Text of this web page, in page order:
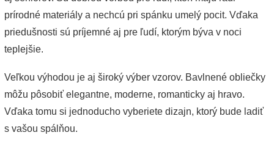
prírodné materiály a nechcú pri spánku umelý pocit. Vďaka
priedušnosti sú príjemné aj pre ľudí, ktorým býva v noci
teplejšie.
Veľkou výhodou je aj široký výber vzorov. Bavlnené obliečky
môžu pôsobiť elegantne, moderne, romanticky aj hravo.
Vďaka tomu si jednoducho vyberiete dizajn, ktorý bude ladiť
s vašou spálňou.